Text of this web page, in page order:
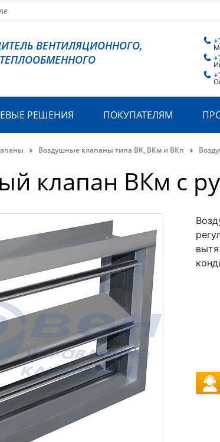
ВЕНТИЛЯЦИОННОГО,
РЕШЕНИЯ ПОКУПАТЕЛЯМ
Воздушные клапаны типа ВК, ВКм и ВКп
клапан ВКм с